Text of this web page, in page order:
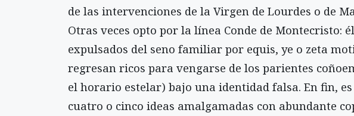
de las intervenciones de la Virgen de Lourdes o de
Otras veces opto por la línea Conde de Montecristo:
expulsados del seno familiar por equis, ye o zeta
regresan ricos para vengarse de los parientes
el horario estelar) bajo una identidad falsa. En fin,
cuatro o cinco ideas amalgamadas con abundante